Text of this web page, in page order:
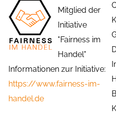
Mitglied der
Initiative
"Fairness im
Handel"
Informationen zur Initiative:
https://www.fairness-im-
handel.de